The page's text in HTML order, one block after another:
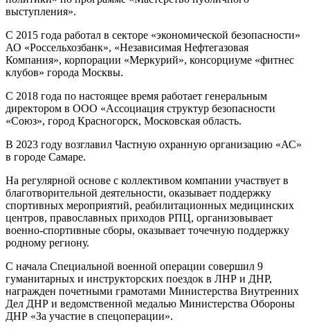
выступления».
С 2015 года работал в секторе «экономической безопасности»
АО «Россельхозбанк», «Независимая Нефтегазовая
Компания», корпорации «Меркурий», консорциуме «фитнес
клубов» города Москвы.
С 2018 года по настоящее время работает генеральным
директором в ООО «Ассоциация структур безопасности
«Союз», город Красногорск, Московская область.
В 2023 году возглавил Частную охранную организацию «АС»
в городе Самаре.
На регулярной основе с коллективом компании участвует в
благотворительной деятельности, оказывает поддержку
спортивных мероприятий, реабилитационных медицинских
центров, православных приходов РПЦ, организовывает
военно-спортивные сборы, оказывает точечную поддержку
родному региону.
С начала Специальной военной операции совершил 9
гуманитарных и инструкторских поездок в ЛНР и ДНР,
награжден почетными грамотами Министерства Внутренних
Дел ДНР и ведомственной медалью Министерства Обороны
ДНР «За участие в спецоперации».